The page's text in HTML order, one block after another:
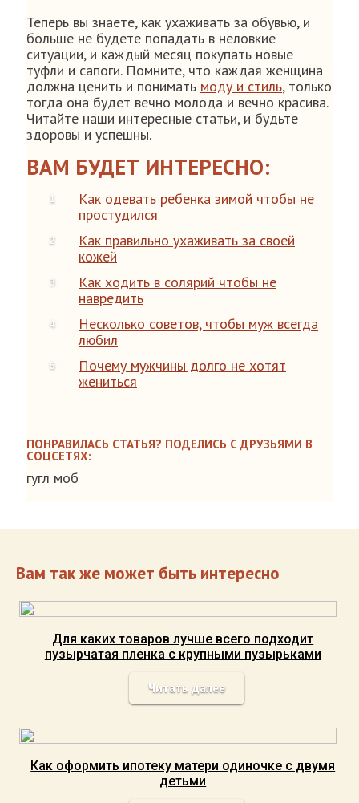
Теперь вы знаете, как ухаживать за обувью, и
больше не будете попадать в неловкие
ситуации, и каждый месяц покупать новые
туфли и сапоги. Помните, что каждая женщина
должна ценить и понимать моду и стиль, только
тогда она будет вечно молода и вечно красива.
Читайте наши интересные статьи, и будьте
здоровы и успешны.
ВАМ БУДЕТ ИНТЕРЕСНО:
Как одевать ребенка зимой чтобы не
простудился
Как правильно ухаживать за своей
кожей
Как ходить в солярий чтобы не
навредить
Несколько советов, чтобы муж всегда
любил
Почему мужчины долго не хотят
жениться
ПОНРАВИЛАСЬ СТАТЬЯ? ПОДЕЛИСЬ С ДРУЗЬЯМИ В
СОЦСЕТЯХ:
гугл моб
Вам так же может быть интересно
Для каких товаров лучше всего подходит
пузырчатая пленка с крупными пузырьками
Читать далее
Как оформить ипотеку матери одиночке с двумя
детьми